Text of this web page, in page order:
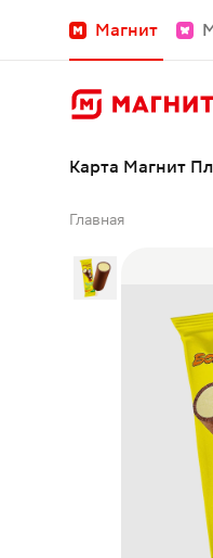
Магнит
Карта Магнит
Главная